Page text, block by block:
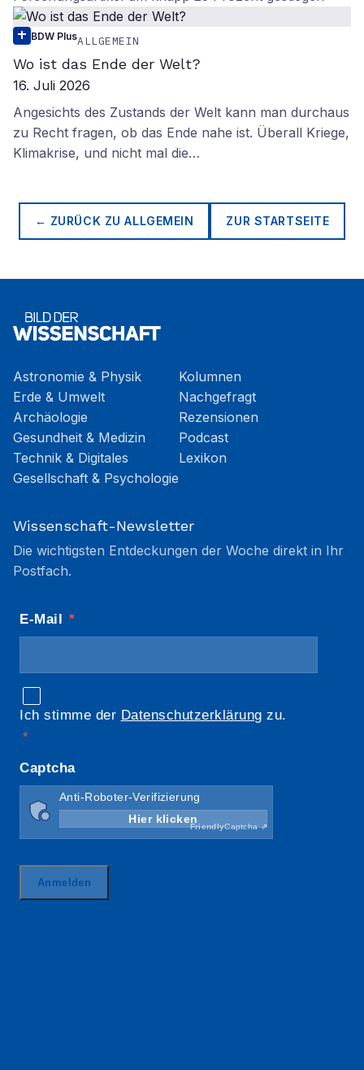
BDW PlusALLGEMEIN
Wo ist das Ende der Welt?
16. Juli 2026
Angesichts des Zustands der Welt kann man durchaus
zu Recht fragen, ob das Ende nahe ist. Überall Kriege,
Klimakrise, und nicht mal die…
← ZURÜCK ZUALLGEMEIN ZUR STARTSEITE
Astronomie & Physik
Erde & Umwelt
Archäologie
Gesundheit & Medizin
Technik & Digitales
Gesellschaft & Psychologie
Kolumnen
Nachgefragt
Rezensionen
Podcast
Lexikon
Wissenschaft-Newsletter
Die wichtigsten Entdeckungen der Woche direkt in Ihr
Postfach.